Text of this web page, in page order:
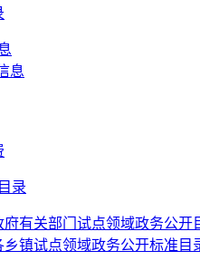
息
录
府有关部门试点领域政务公开
乡镇试点领域政务公开标准目